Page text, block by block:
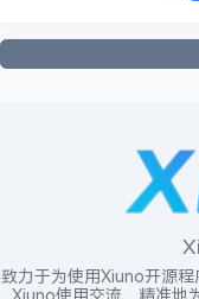
致力于为使用Xiuno开源程